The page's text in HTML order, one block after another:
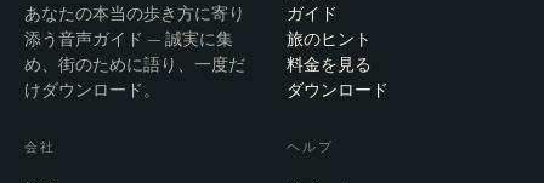
あなたの本当の歩き方に寄り
添う音声ガイド — 誠実に集
め、街のために語り、一度だ
けダウンロード。
ガイド
旅のヒント
料金を見る
ダウンロード
会社 ヘルプ